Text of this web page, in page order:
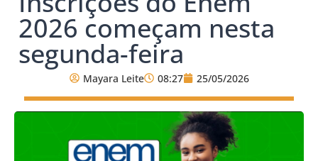
2026 começam nesta
segunda-feira
Mayara Leite 08:27 25/05/2026